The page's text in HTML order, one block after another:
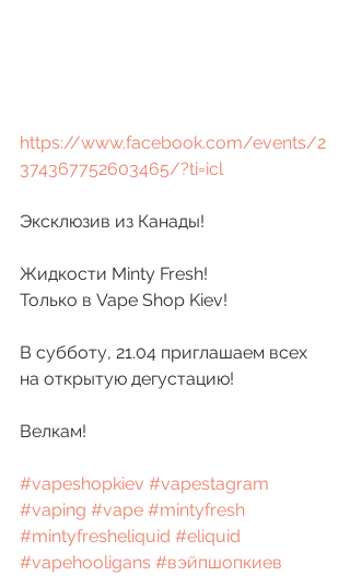
https://www.facebook.com/events/2
374367752603465/?ti=icl
Эксклюзив из Канады!
Жидкости Minty Fresh!
Только в Vape Shop Kiev!
В субботу, 21.04 приглашаем всех
на открытую дегустацию!
Велкам!
#vapeshopkiev #vapestagram
#vaping #vape #mintyfresh
#mintyfresheliquid #eliquid
#vapehooligans #вэйпшопкиев